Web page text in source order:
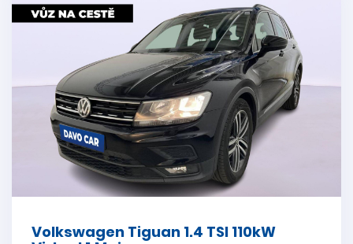
Volkswagen Tiguan 1.4 TSI 110kW